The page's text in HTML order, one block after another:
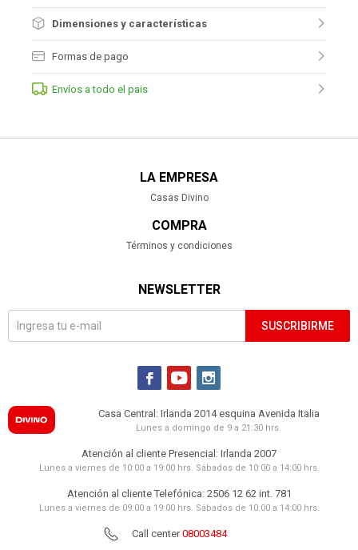
Dimensiones y características
Formas de pago
Envíos a todo el pais
LA EMPRESA
Casas Divino
COMPRA
Términos y condiciones
NEWSLETTER
SUSCRIBIRME
  
Casa Central: Irlanda 2014 esquina Avenida Italia
Lunes a domingo de 9 a 21:30 hrs.
Atención al cliente Presencial: Irlanda 2007
Lunes a viernes de 10:00 a 19:00 hrs. Sábados de 10:00 a 14:00 hrs.
Atención al cliente Telefónica: 2506 12 62 int. 781
Lunes a viernes de 09:00 a 19:00 hrs. Sábados de 10:00 a 14:00 hrs.
Call center08003484